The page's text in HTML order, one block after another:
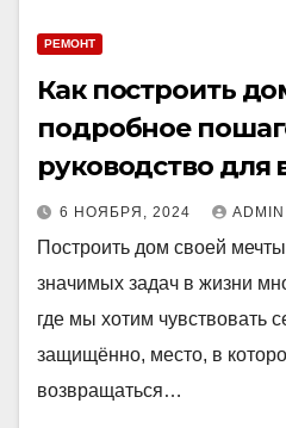
РЕМОНТ
Как построить
подробное
руководство для
6 НОЯБРЯ, 2024 ADMIN
Построить дом своей
значимых задач в жизни
где мы хотим чувствовать
защищённо, место, в
возвращаться…